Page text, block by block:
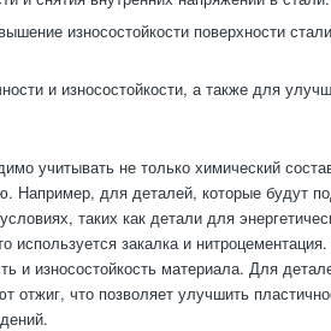
износостойкости поверхности
и износостойкости, а также для
учитывать не только химический
Например, для деталей, которые будут
таких как детали для
используется закалка и
и износостойкость материала. Для
отжиг, что позволяет улучшить